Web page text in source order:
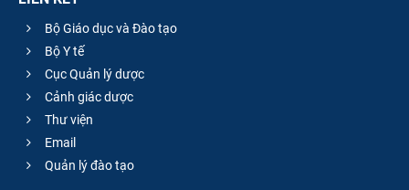
Bộ Giáo dục và Đào tạo
Bộ Y tế
Cục Quản lý dược
Cảnh giác dược
Thư viện
Email
Quản lý đào tạo